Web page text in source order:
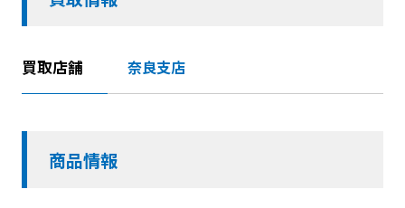
買取店舗 奈良支店
商品情報